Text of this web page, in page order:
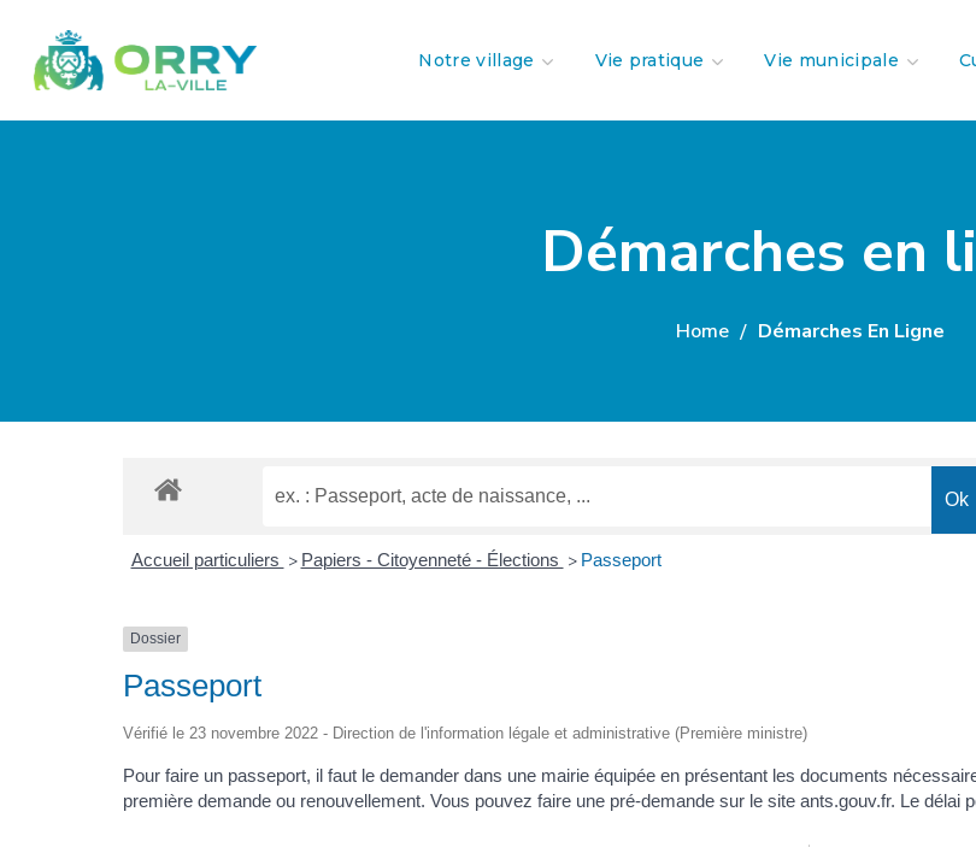
Notre village Vie pratique Vie municipale
Démarches en
Home Démarches En Ligne
Accueil particuliers > Papiers - Citoyenneté - Élections > Passeport
Dossier
Passeport
Vérifié le 23 novembre 2022 - Direction de l'information légale et administrative (Première ministre)
Pour faire un passeport, il faut le demander dans une mairie équipée en présentant les documents
première demande ou renouvellement. Vous pouvez faire une pré-demande sur le site ants.gouv.fr. Le délai